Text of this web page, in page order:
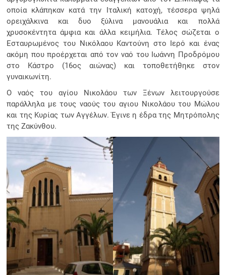
οποία κλάπηκαν κατά την Ιταλική κατοχή, τέσσερα ψηλά
ορειχάλκινα και δυο ξύλινα μανουάλια και πολλά
χρυσοκέντητα άμφια και άλλα κειμήλια. Τέλος σώζεται ο
Εσταυρωμένος του Νικόλαου Καντούνη στο Ιερό και ένας
ακόμη που προέρχεται από τον ναό του Ιωάννη Προδρόμου
στο Κάστρο (16ος αιώνας) και τοποθετήθηκε στον
γυναικωνίτη.
Ο ναός του αγίου Νικολάου των Ξένων λειτουργούσε
παράλληλα με τους ναούς του αγιου Νικολάου του Μώλου
και της Κυρίας των Αγγέλων. Έγινε η έδρα της Μητρόπολης
της Ζακύνθου.